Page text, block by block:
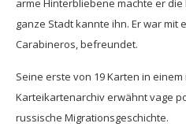
arme Hinterbliebene machte er
ganze Stadt kannte ihn. Er war mit
Carabineros, befreundet.
Seine erste von 19 Karten in
Karteikartenarchiv erwähnt vage
russische Migrationsgeschichte.